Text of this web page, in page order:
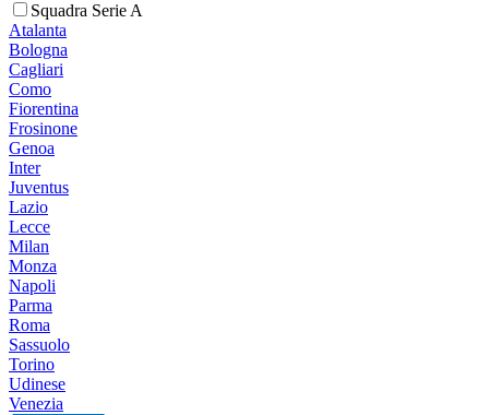
Squadra Serie A
Atalanta
Bologna
Cagliari
Como
Fiorentina
Frosinone
Genoa
Inter
Juventus
Lazio
Lecce
Milan
Monza
Napoli
Parma
Roma
Sassuolo
Torino
Udinese
Venezia